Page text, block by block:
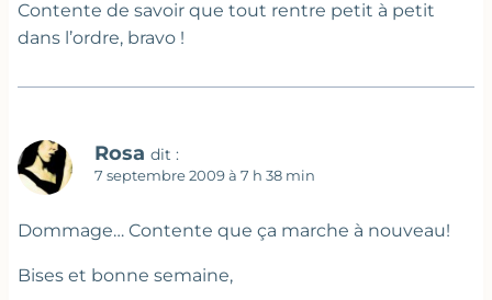
Contente de savoir que tout rentre petit à petit
dans l’ordre, bravo !
Rosa dit :
7 septembre 2009 à 7 h 38 min
Dommage… Contente que ça marche à nouveau!
Bises et bonne semaine,